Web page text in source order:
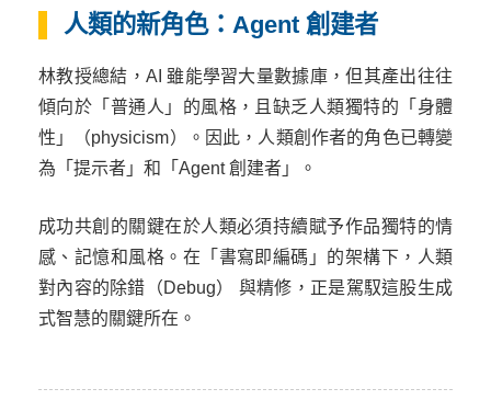
人類的新角色：Agent 創建者
林教授總結，AI 雖能學習大量數據庫，但其產出往往
傾向於「普通人」的風格，且缺乏人類獨特的「身體
性」（physicism）。因此，人類創作者的角色已轉變
為「提示者」和「Agent 創建者」。
成功共創的關鍵在於人類必須持續賦予作品獨特的情
感、記憶和風格。在「書寫即編碼」的架構下，人類
對內容的除錯（Debug） 與精修，正是駕馭這股生成
式智慧的關鍵所在。